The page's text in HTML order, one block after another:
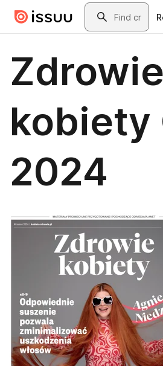
Skip to main contentSearch
Zdrowie
kobiety
2024